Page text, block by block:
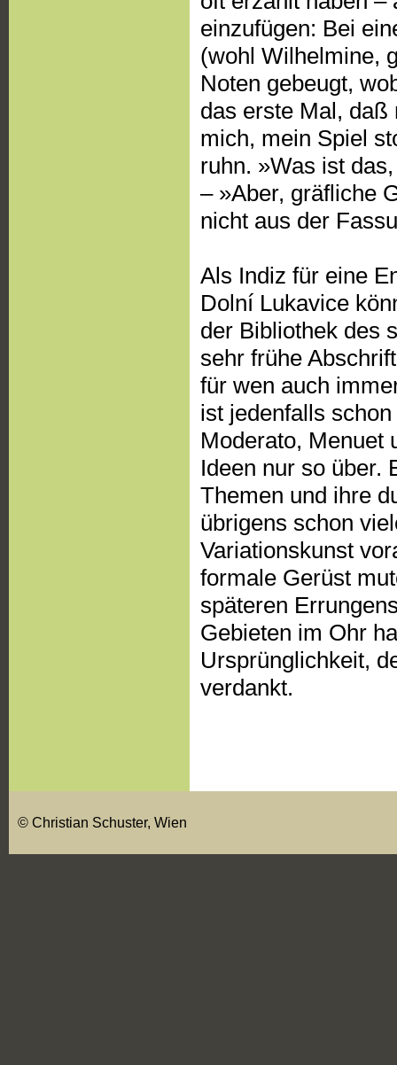
einzufügen: Bei
(wohl Wilhelmine,
Noten gebeugt,
das erste Mal,
mich, mein Spiel
ruhn. »Was ist
– »Aber, gräfliche
nicht aus der
Als Indiz für eine
Dolní Lukavice
der Bibliothek des
sehr frühe
für wen auch
ist jedenfalls
Moderato, Menuet
Ideen nur so über.
Themen und ihre
übrigens schon
Variationskunst
formale Gerüst
späteren
Gebieten im Ohr
Ursprünglichkeit,
verdankt.
© Christian Schuster, Wien